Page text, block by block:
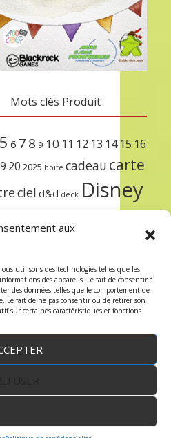
aux
utilisons des technologies telles que les
des appareils. Le fait de consentir à
des données telles que le comportement de
Le fait de ne pas consentir ou de retirer son
sur certaines caractéristiques et fonctions.
Mots clés Produit
5 6 7 8 9 10 11 12 13 14 15 16
20 2025 boite cadeau carte
ciel d&d deck Disney
précommandesetsleeve
unlockursula étincelant
robindesjeux.com -Mentions